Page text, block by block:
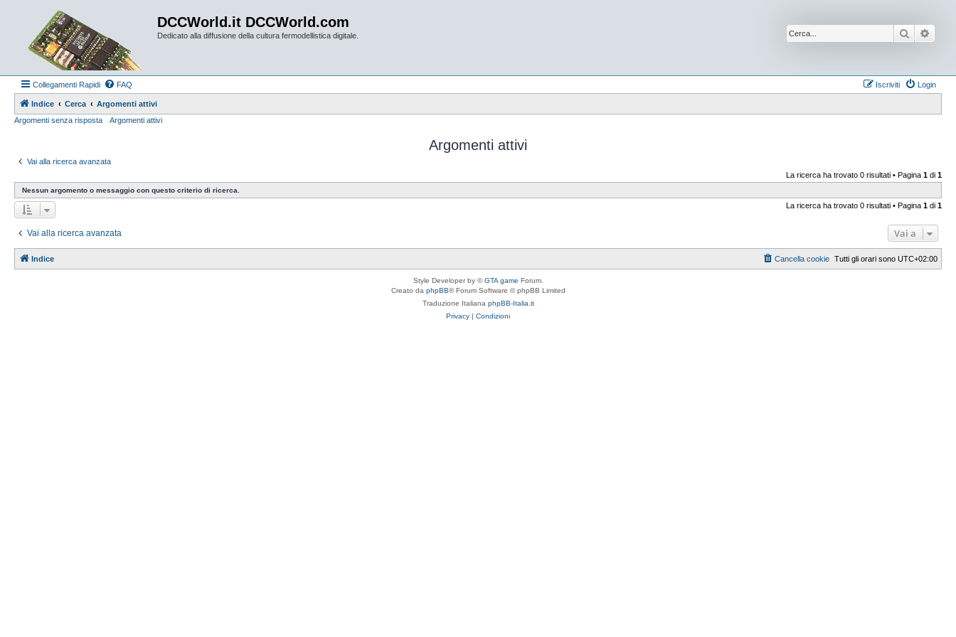
DCCWorld.it DCCWorld.com
Dedicato alla diffusione della cultura fermodellistica digitale. Cerca
Collegamenti Rapidi FAQ Login
Iscriviti
Indice Cerca
Argomenti attivi
Argomenti senza risposta
Argomenti attivi
Argomenti attivi
Vai alla ricerca avanzata
La ricerca ha trovato 0 risultati • Pagina 1 di 1
Nessun argomento o messaggio con questo criterio di ricerca.
La ricerca ha trovato 0 risultati • Pagina 1 di 1
Vai alla ricerca avanzata Vai a
Indice Tutti gli orari sono UTC+02:00
Cancella cookie
Style Developer by ©GTA game Forum.
Creato da phpBB® Forum Software © phpBB Limited
Traduzione Italiana phpBB-Italia.it
Privacy | Condizioni